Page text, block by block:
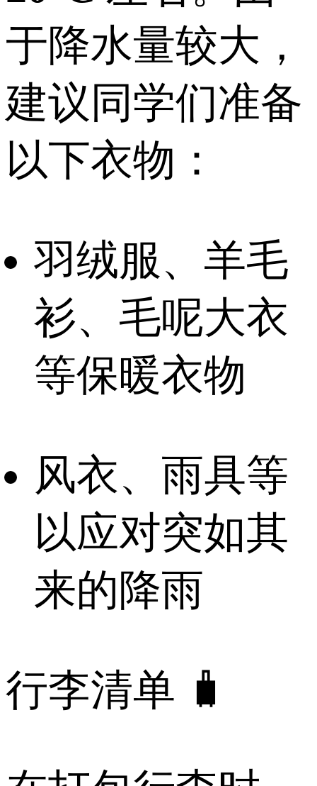
于降水量较大，
建议同学们准备
以下衣物：
羽绒服、羊毛
衫、毛呢大衣
等保暖衣物
风衣、雨具等
以应对突如其
来的降雨
行李清单 🧳